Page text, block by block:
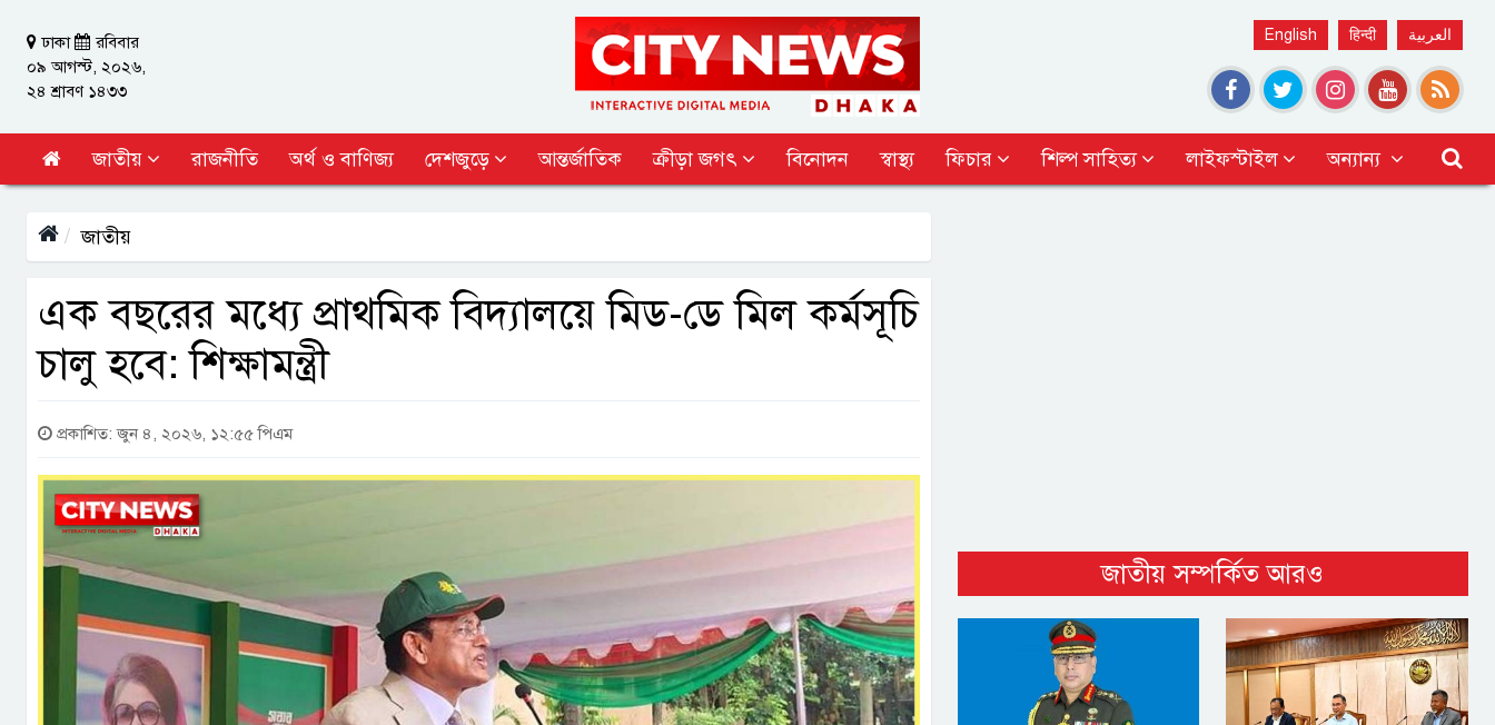
ঢাকা
রবিবার
০৯ আগস্ট, ২০২৬,
২৪ শ্রাবণ ১৪৩৩
English हिन्दी العربية
জাতীয় রাজনীতি অর্থ ও বাণিজ্য দেশজুড়ে আন্তর্জাতিক ক্রীড়া জগৎ বিনোদন স্বাস্থ্য ফিচার শিল্প সাহিত্য লাইফস্টাইল অন্যান্য
জাতীয়
এক বছরের মধ্যে প্রাথমিক বিদ্যালয়ে মিড-ডে মিল কর্মসূচি
চালু হবে: শিক্ষামন্ত্রী
প্রকাশিত: জুন ৪, ২০২৬, ১২:৫৫ পিএম
জাতীয় সম্পর্কিত আরও